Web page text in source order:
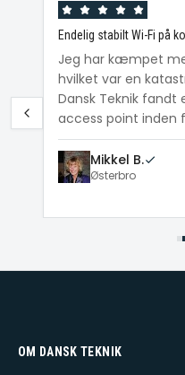
Endelig stabilt Wi-Fi på
Jeg har kæmpet
hvilket var en
Dansk Teknik fandt
access point inden
Mikkel B.
Østerbro
OM DANSK TEKNIK